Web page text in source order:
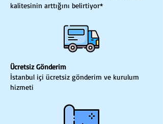
kalitesinin arttığını belirtiyor*
Ücretsiz Gönderim
İstanbul içi ücretsiz gönderim ve kurulum
hizmeti